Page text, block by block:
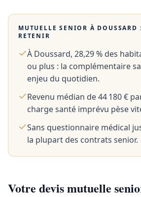
MUTUELLE SENIOR À DOUSSARD
RETENIR
À Doussard, 28,29 % des
ou plus : la complémentaire
enjeu du quotidien.
Revenu médian de 44 180 €
charge santé imprévu pèse
Sans questionnaire médical
la plupart des contrats senior.
Votre devis mutuelle